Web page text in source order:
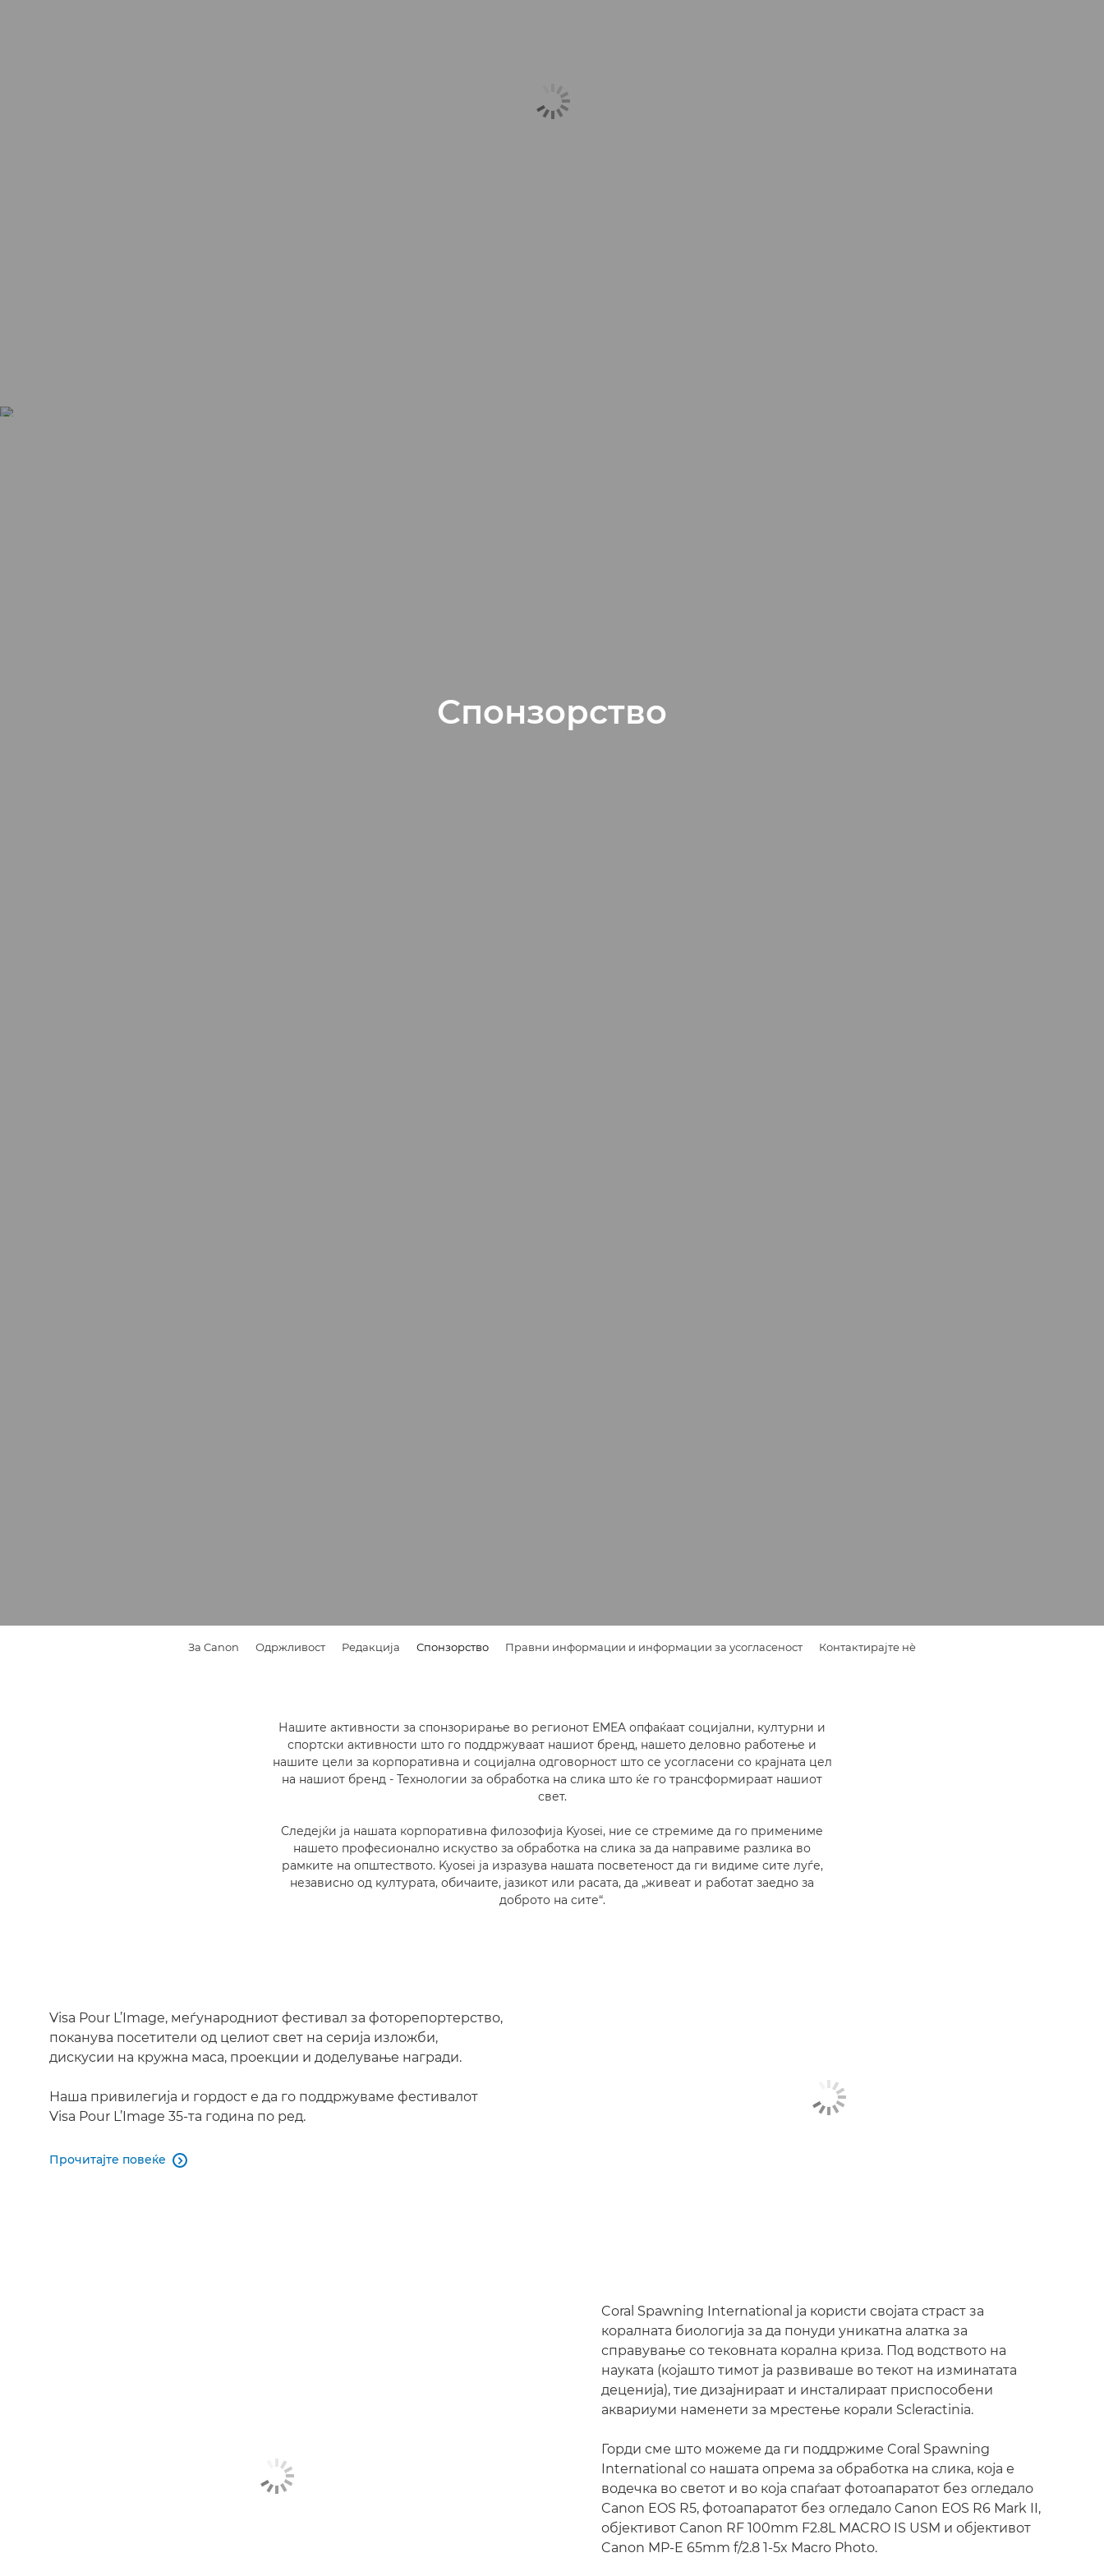
Спонзорство
За Canon Одржливост Редакција Спонзорство Правни информации и информации за усогласеност Контактирајте нè
Нашите активности за спонзорирање во регионот EMEA опфаќаат социјални, културни и
спортски активности што го поддржуваат нашиот бренд, нашето деловно работење и
нашите цели за корпоративна и социјална одговорност што се усогласени со крајната цел
на нашиот бренд - Технологии за обработка на слика што ќе го трансформираат нашиот
свет.
Следејќи ја нашата корпоративна филозофија Kyosei, ние се стремиме да го примениме
нашето професионално искуство за обработка на слика за да направиме разлика во
рамките на општеството. Kyosei ја изразува нашата посветеност да ги видиме сите луѓе,
независно од културата, обичаите, јазикот или расата, да „живеат и работат заедно за
доброто на сите“.
Visa Pour L’Image, меѓународниот фестивал за фоторепортерство,
поканува посетители од целиот свет на серија изложби,
дискусии на кружна маса, проекции и доделување награди.
Наша привилегија и гордост е да го поддржуваме фестивалот
Visa Pour L’Image 35-та година по ред.
Прочитајте повеќе 
Coral Spawning International ја користи својата страст за
коралната биологија за да понуди уникатна алатка за
справување со тековната корална криза. Под водството на
науката (којашто тимот ја развиваше во текот на изминатата
деценија), тие дизајнираат и инсталираат приспособени
аквариуми наменети за мрестење корали Scleractinia.
Горди сме што можеме да ги поддржиме Coral Spawning
International со нашата опрема за обработка на слика, која е
водечка во светот и во која спаѓаат фотоапаратот без огледало
Canon EOS R5, фотоапаратот без огледало Canon EOS R6 Mark II,
објективот Canon RF 100mm F2.8L MACRO IS USM и објективот
Canon MP-E 65mm f/2.8 1-5x Macro Photo.